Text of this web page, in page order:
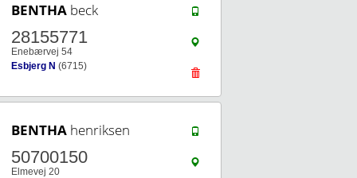
BENTHA beck
28155771
Enebærvej 54
Esbjerg N (6715)
BENTHA henriksen
50700150
Elmevej 20